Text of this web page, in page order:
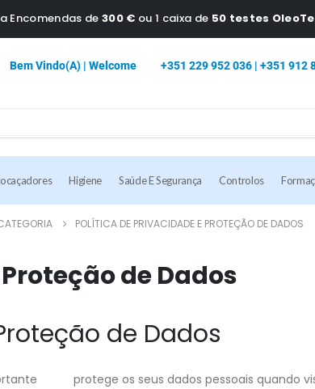
Encomendas de300 € ou 1 caixa de 50 testes
Bem Vindo(a) | Welcome +351 229 952 036 | +351 912
Higiene Saúde E Segurança Controlos
POLÍTICA DE PRIVACIDADE E PROTEÇÃO DE DADOS
de Dados
de Dados
protege os seus dados pessoais quando